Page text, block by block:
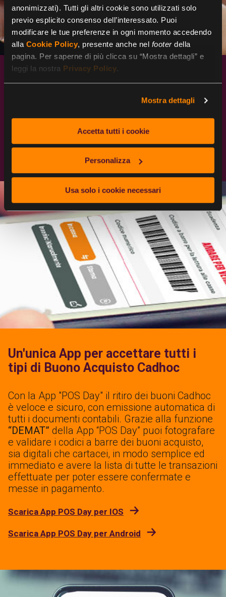
anonimizzati). Tutti gli altri cookie sono utilizzati solo
previo esplicito consenso dell’interessato. Puoi
modificare le tue preferenze in ogni momento accedendo
alla Cookie Policy, presente anche nel footerdella
pagina. Per saperne di più clicca su “Mostra dettagli” e
leggi la nostra Privacy Policy.
Mostra dettagli
Accetta tutti i cookie
Personalizza
Usa solo i cookie necessari
Cadhoc digitale
Cadhoc per le aziende più smart è anche in
versione digitale. Il buono shopping disponibile
in App che può essere speso nei punti vendita
grazie alla lettura del codice a barre che
verifica valore e validità.
Un'unica App per accettare tutti i
tipi di Buono Acquisto Cadhoc
Con la App "POS Day" il ritiro dei buoni Cadhoc
è veloce e sicuro, con emissione automatica di
tutti i documenti contabili. Grazie alla funzione
“DEMAT” della App “POS Day” puoi fotografare
e validare i codici a barre dei buoni acquisto,
sia digitali che cartacei, in modo semplice ed
immediato e avere la lista di tutte le transazioni
effettuate per poter essere confermate e
messe in pagamento.
Scarica App POS Day per IOS
Scarica App POS Day per Android